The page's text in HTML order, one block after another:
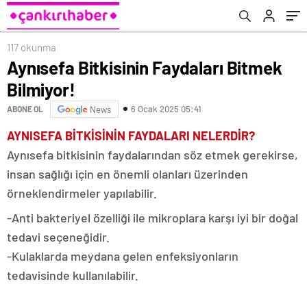
117 okunma
Aynısefa Bitkisinin Faydaları Bitmek
Bilmiyor!
ABONE OL News 6 Ocak 2025 05:41
AYNISEFA BİTKİSİNİN FAYDALARI NELERDİR?
Aynısefa bitkisinin faydalarından söz etmek gerekirse,
insan sağlığı için en önemli olanları üzerinden
örneklendirmeler yapılabilir.
-Anti bakteriyel özelliği ile mikroplara karşı iyi bir doğal
tedavi seçeneğidir.
-Kulaklarda meydana gelen enfeksiyonların
tedavisinde kullanılabilir.